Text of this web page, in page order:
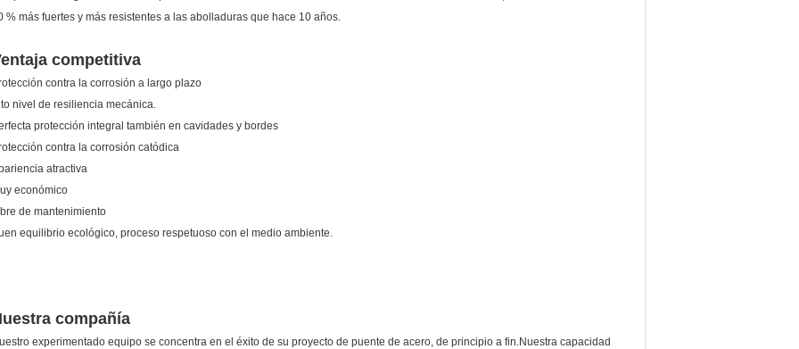
% más fuertes y más resistentes a las abolladuras que hace 10 años.
competitiva
contra la corrosión a largo plazo
nivel de resiliencia mecánica.
protección integral también en cavidades y bordes
contra la corrosión catódica
atractiva
económico
de mantenimiento
equilibrio ecológico, proceso respetuoso con el medio ambiente.
compañía
experimentado equipo se concentra en el éxito de su proyecto de puente de acero, de principio a fin.Nuestra capacidad